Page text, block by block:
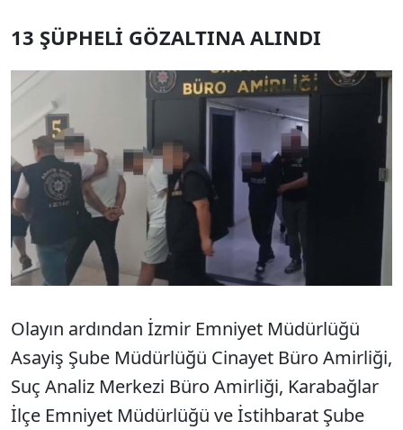
13 ŞÜPHELİ GÖZALTINA ALINDI
Olayın ardından İzmir Emniyet Müdürlüğü
Asayiş Şube Müdürlüğü Cinayet Büro Amirliği,
Suç Analiz Merkezi Büro Amirliği, Karabağlar
İlçe Emniyet Müdürlüğü ve İstihbarat Şube